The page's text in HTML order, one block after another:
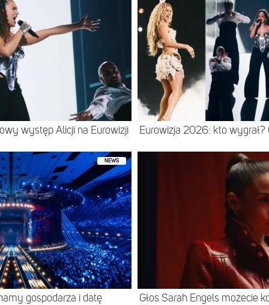
występ Alicji na Eurowizji Eurowizja 2026: kto wygrał?
NEWS
gospodarza i datę
Głos Sarah Engels możecie